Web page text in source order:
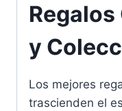
y
Los mejores
trascienden el